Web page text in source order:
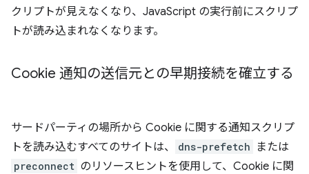
クリプトが見えなくなり、JavaScript の実行前にスクリプ
トが読み込まれなくなります。
Cookie 通知の送信元との早期接続を確立する
サードパーティの場所から Cookie に関する通知スクリプ
トを読み込むすべてのサイトは、
dns-prefetch または
preconnect のリソースヒントを使用して、Cookie に関